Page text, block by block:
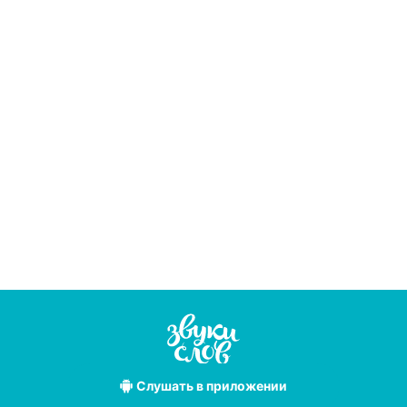
Слушатьв приложении
Лучшие